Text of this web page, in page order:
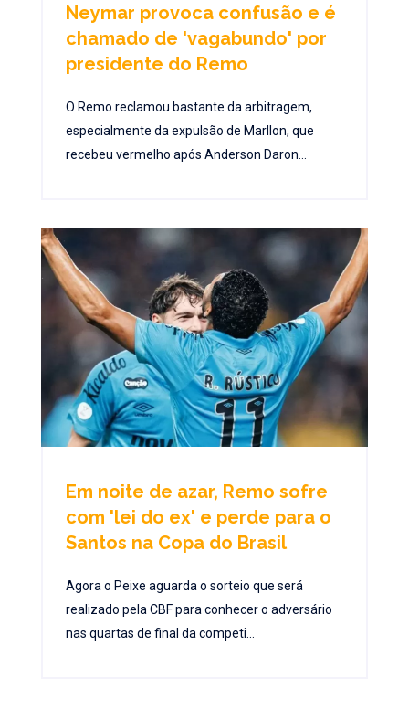
Neymar provoca confusão e é
chamado de 'vagabundo' por
presidente do Remo
O Remo reclamou bastante da arbitragem,
especialmente da expulsão de Marllon, que
recebeu vermelho após Anderson Daron...
Em noite de azar, Remo sofre
com 'lei do ex' e perde para o
Santos na Copa do Brasil
Agora o Peixe aguarda o sorteio que será
realizado pela CBF para conhecer o adversário
nas quartas de final da competi...